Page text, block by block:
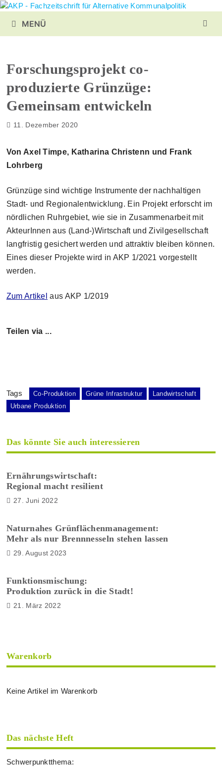
Zurück
Inhalt
MENÜ
Forschungsprojekt co-
produzierte Grünzüge:
Gemeinsam entwickeln
11. Dezember 2020
Von Axel Timpe, Katharina Christenn und Frank
Lohrberg
Grünzüge sind wichtige Instrumente der nachhaltigen
Stadt- und Regionalentwicklung. Ein Projekt erforscht im
nördlichen Ruhrgebiet, wie sie in Zusammenarbeit mit
AkteurInnen aus (Land-)Wirtschaft und Zivilgesellschaft
langfristig gesichert werden und attraktiv bleiben können.
Eines dieser Projekte wird in AKP 1/2021 vorgestellt
werden.
Zum Artikel aus AKP 1/2019
Teilen via ...
Tags Co-Produktion Grüne Infrastruktur
Landwirtschaft
Urbane Produktion
Das könnte Sie auch interessieren
Ernährungswirtschaft:
Regional macht resilient
27. Juni 2022
Naturnahes Grünflächenmanagement:
Mehr als nur Brennnesseln stehen lassen
29. August 2023
Funktionsmischung:
Produktion zurück in die Stadt!
21. März 2022
Warenkorb
Keine Artikel im Warenkorb
Das nächste Heft
Schwerpunktthema: